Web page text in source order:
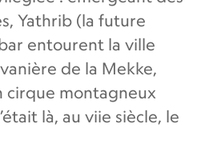
Yathrib (la future
entourent la ville
de la Mekke,
cirque montagneux
là, au viie siècle, le